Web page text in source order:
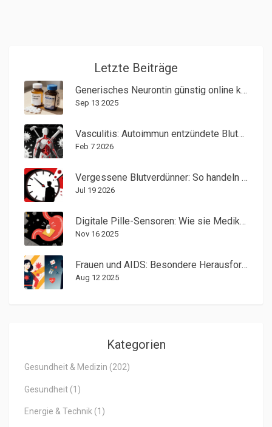
Letzte Beiträge
Generisches Neurontin günstig online kaufen - Sicher, legal & preiswert
Sep 13 2025
Vasculitis: Autoimmun entzündete Blutgefäße - Ursachen, Symptome und Behandlung
Feb 7 2026
Vergessene Blutverdünner: So handeln Sie richtig & wann es gefährlich wird
Jul 19 2026
Digitale Pille-Sensoren: Wie sie Medikamenteneinnahme und Nebenwirkungen überwachen
Nov 16 2025
Frauen und AIDS: Besondere Herausforderungen und wirksame Lösungen
Aug 12 2025
Kategorien
Gesundheit & Medizin (202)
Gesundheit (1)
Energie & Technik (1)